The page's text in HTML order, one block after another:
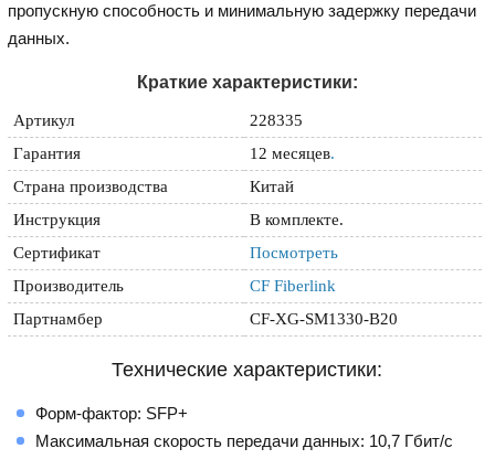
пропускную способность и минимальную задержку передачи
данных.
Краткие характеристики:
Артикул
228335
Гарантия
12 месяцев.
Страна производства
Китай
Инструкция
В комплекте.
Сертификат
Посмотреть
Производитель
CF Fiberlink
Партнамбер
CF-XG-SM1330-B20
Технические характеристики:
Форм-фактор: SFP+
Максимальная скорость передачи данных: 10,7 Гбит/с